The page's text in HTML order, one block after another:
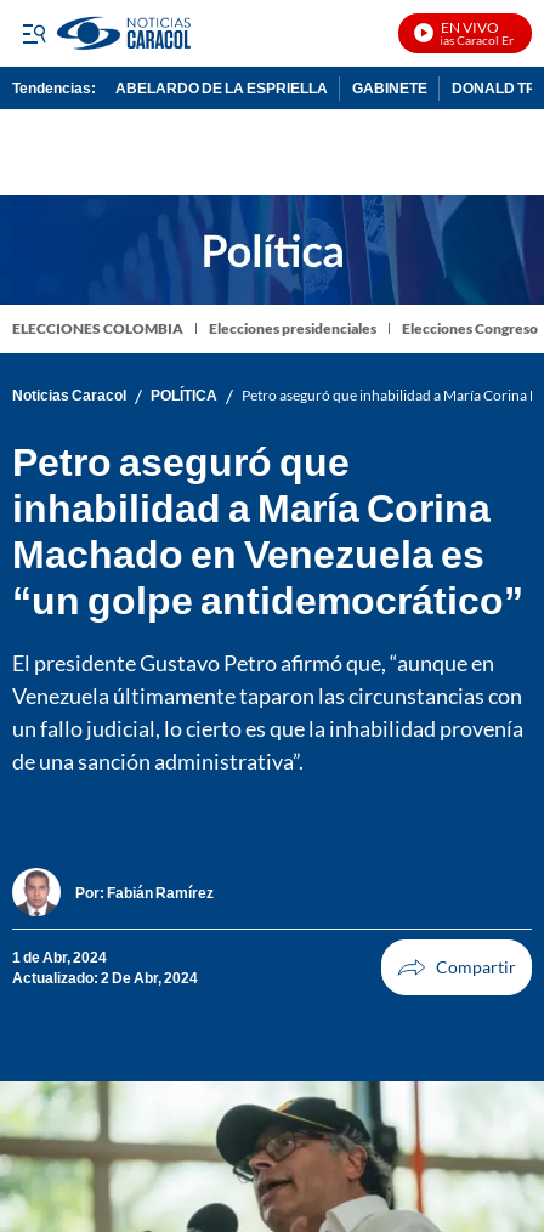
EN VIVO
Noticias Caracol En Vivo
Tendencias: ABELARDO DE LA ESPRIELLA GABINETE DONALD
ELECCIONES COLOMBIA Elecciones presidenciales Elecciones Congreso
Noticias Caracol / POLÍTICA / Petro aseguró que inhabilidad a María Corina
Petro aseguró que
inhabilidad a María Corina
Machado en Venezuela es
“un golpe antidemocrático”
El presidente Gustavo Petro afirmó que, “aunque en
Venezuela últimamente taparon las circunstancias con
un fallo judicial, lo cierto es que la inhabilidad provenía
de una sanción administrativa”.
Por: Fabián Ramírez
1 de Abr, 2024
Actualizado: 2 De Abr, 2024